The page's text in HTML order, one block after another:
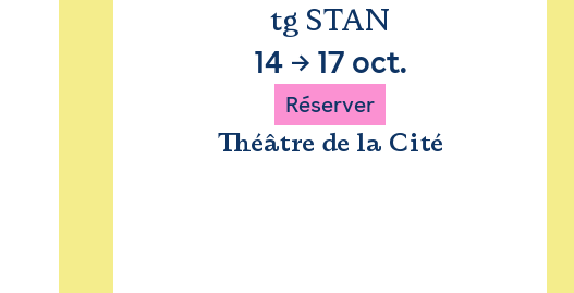
tg STAN
14→ 17 oct.
Réserver
Théâtre de la Cité